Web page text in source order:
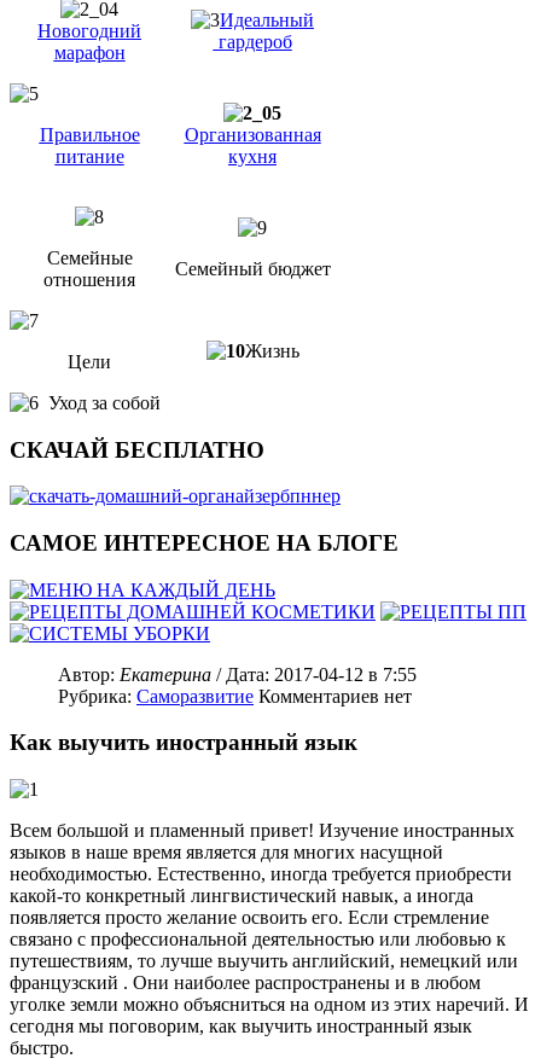
Новогодний
марафон
Идеальный
гардероб
Правильное
питание
Организованная
кухня
Семейные
отношения
Семейный бюджет
Цели
Жизнь
Уход за собой
СКАЧАЙ БЕСПЛАТНО
САМОЕ ИНТЕРЕСНОЕ НА БЛОГЕ
Автор: Екатерина / Дата: 2017-04-12 в 7:55
Рубрика: Саморазвитие Комментариев нет
Как выучить иностранный язык
Всем большой и пламенный привет! Изучение иностранных
языков в наше время является для многих насущной
необходимостью. Естественно, иногда требуется приобрести
какой-то конкретный лингвистический навык, а иногда
появляется просто желание освоить его. Если стремление
связано с профессиональной деятельностью или любовью к
путешествиям, то лучше выучить английский, немецкий или
французский . Они наиболее распространены и в любом
уголке земли можно объясниться на одном из этих наречий. И
сегодня мы поговорим, как выучить иностранный язык
быстро.